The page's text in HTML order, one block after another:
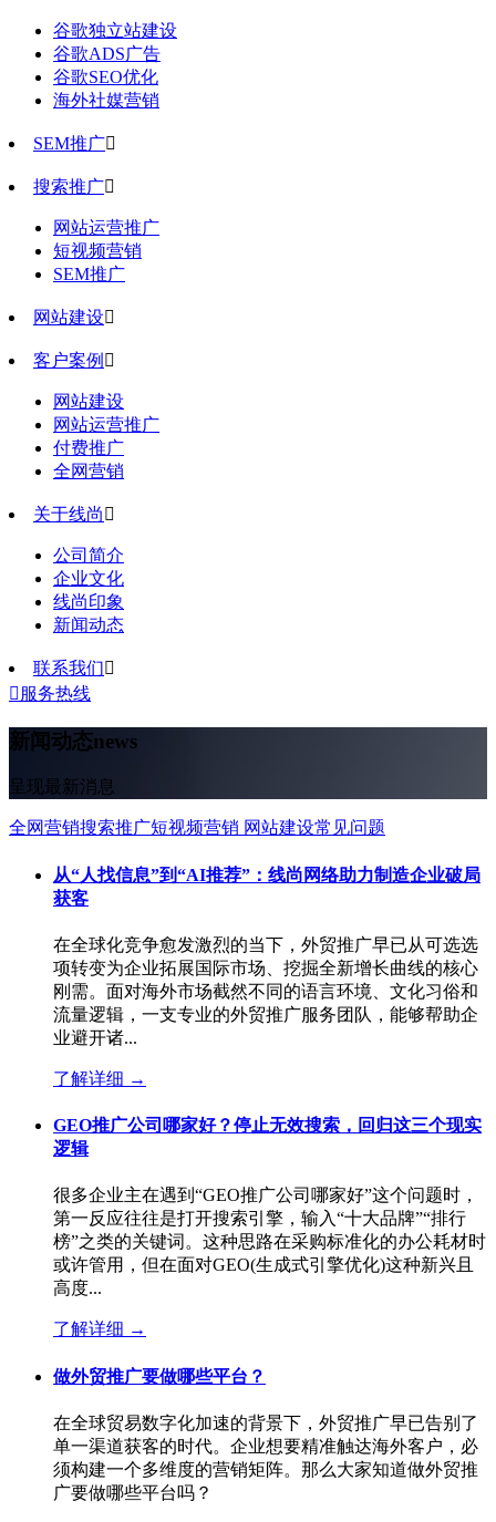
谷歌独立站建设
谷歌ADS广告
谷歌SEO优化
海外社媒营销
SEM推广
搜索推广
网站运营推广
短视频营销
SEM推广
网站建设
客户案例 
网站建设
网站运营推广
付费推广
全网营销
关于线尚 
公司简介
企业文化
线尚印象
新闻动态
联系我们
 服务热线
新闻动态news
呈现最新消息
全网营销搜索推广短视频营销 网站建设常见问题
从“人找信息”到“AI推荐”：线尚网络助力制造企业破局
获客
在全球化竞争愈发激烈的当下，外贸推广早已从可选选
项转变为企业拓展国际市场、挖掘全新增长曲线的核心
刚需。面对海外市场截然不同的语言环境、文化习俗和
流量逻辑，一支专业的外贸推广服务团队，能够帮助企
业避开诸...
了解详细 →
GEO推广公司哪家好？停止无效搜索，回归这三个现实
逻辑
很多企业主在遇到“GEO推广公司哪家好”这个问题时，
第一反应往往是打开搜索引擎，输入“十大品牌”“排行
榜”之类的关键词。这种思路在采购标准化的办公耗材时
或许管用，但在面对GEO(生成式引擎优化)这种新兴且
高度...
了解详细 →
做外贸推广要做哪些平台？
在全球贸易数字化加速的背景下，外贸推广早已告别了
单一渠道获客的时代。企业想要精准触达海外客户，必
须构建一个多维度的营销矩阵。那么大家知道做外贸推
广要做哪些平台吗？